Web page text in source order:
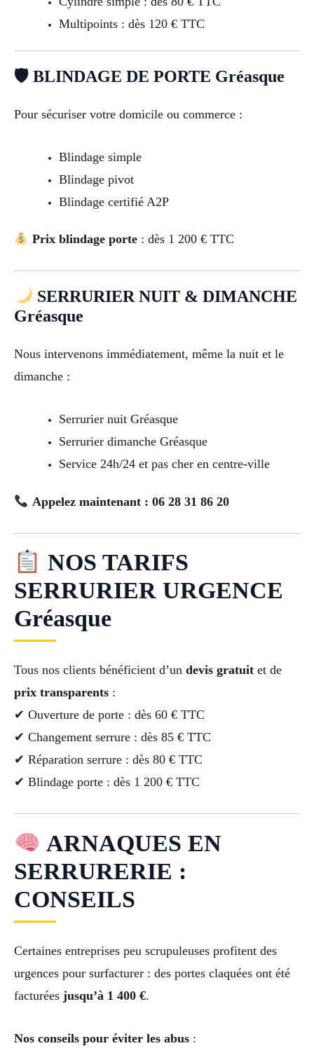
Multipoints : dès 120 € TTC
🛡 BLINDAGE DE PORTE Gréasque
Pour sécuriser votre domicile ou commerce :
Blindage simple
Blindage pivot
Blindage certifié A2P
Prix blindage porte: dès 1 200 € TTC
SERRURIER NUIT & DIMANCHE
Gréasque
Nous intervenons immédiatement, même la nuit et le
dimanche :
Serrurier nuit Gréasque
Serrurier dimanche Gréasque
Service 24h/24 et pas cher en centre-ville
Appelez maintenant : 06 28 31 86 20
NOS TARIFS
SERRURIER URGENCE
Gréasque
Tous nos clients bénéficient d’un devis gratuit et de
prix transparents :
✔ Ouverture de porte : dès 60 € TTC
✔ Changement serrure : dès 85 € TTC
✔ Réparation serrure : dès 80 € TTC
✔ Blindage porte : dès 1 200 € TTC
ARNAQUES EN
SERRURERIE :
CONSEILS
Certaines entreprises peu scrupuleuses profitent des
urgences pour surfacturer : des portes claquées ont été
facturées jusqu’à 1 400 €.
Nos conseils pour éviter les abus :